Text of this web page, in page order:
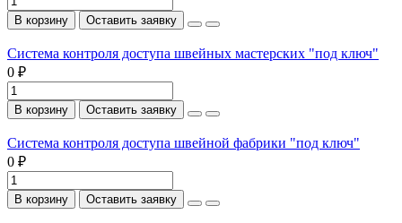
В корзину Оставить заявку
Система контроля доступа швейных мастерских "под ключ"
0 ₽
В корзину Оставить заявку
Система контроля доступа швейной фабрики "под ключ"
0 ₽
В корзину Оставить заявку